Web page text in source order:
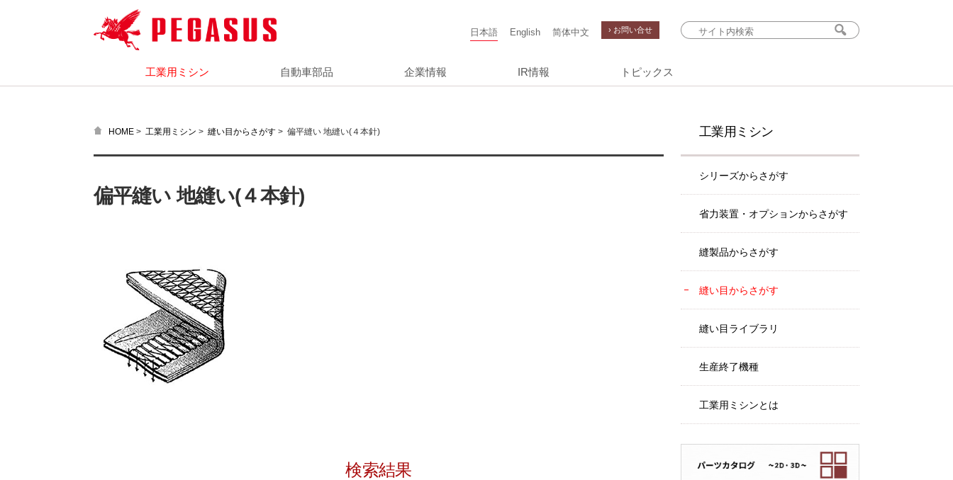
日本語 English 简体中文 › お問い合せ
工業用ミシン 自動車部品 企業情報 IR情報 トピックス
HOME > 工業用ミシン > 縫い目からさがす > 偏平縫い 地縫い(４本針)
偏平縫い 地縫い(４本針)
検索結果
工業用ミシン
シリーズからさがす
省力装置・オプションからさがす
縫製品からさがす
縫い目からさがす
縫い目ライブラリ
生産終了機種
工業用ミシンとは